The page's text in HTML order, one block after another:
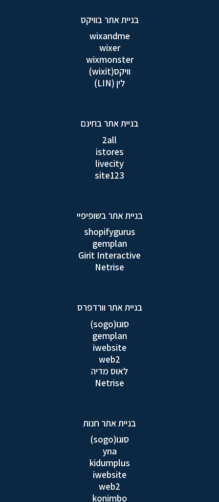
בניית אתר בוויקס
wixandme
wixer
wixmonster
וויקס(wixit)
לין (LIN)
בניית אתר בחינם
2all
istores
livecity
site123
בניית אתר בשופיפיי
shopifygurus
gemplan
Girit Interactive
Netrise
בניית אתר וורדפרס
סוגו(sogo)
gemplan
iwebsite
web2
לאוס מדיה
Netrise
בניית אתר חנות
סוגו(sogo)
yna
kidumplus
iwebsite
web2
konimbo